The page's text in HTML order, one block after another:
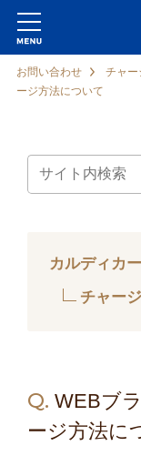
お問い合わせ チャー
ージ方法について
カルディカ
チャー
Q. WEBブ
ージ方法に